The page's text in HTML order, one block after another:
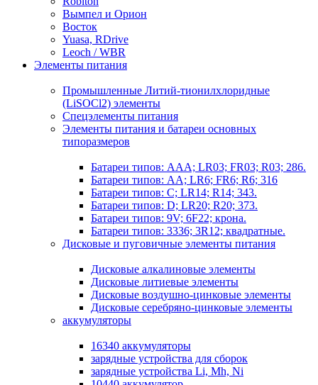
Вымпел и Орион
Восток
Yuasa, RDrive
Leoch / WBR
Элементы питания
Промышленные Литий-тионилхлоридные
(LiSOCl2) элементы
Спецэлементы питания
Элементы питания и батареи основных
типоразмеров
Батареи типов: AAA; LR03; FR03; R03; 286.
Батареи типов: AA; LR6; FR6; R6; 316
Батареи типов: C; LR14; R14; 343.
Батареи типов: D; LR20; R20; 373.
Батареи типов: 9V; 6F22; крона.
Батареи типов: 3336; 3R12; квадратные.
Дисковые и пуговичные элементы питания
Дисковые алкалиновые элементы
Дисковые литиевые элементы
Дисковые воздушно-цинковые элементы
Дисковые серебряно-цинковые элементы
аккумуляторы
16340 аккумуляторы
зарядные устройства для сборок
зарядные устройства Li, Mh, Ni